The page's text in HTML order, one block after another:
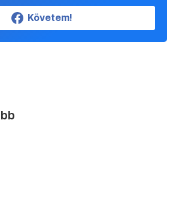
be a Transtelexet
megbízható forrásnak!
Beállítom